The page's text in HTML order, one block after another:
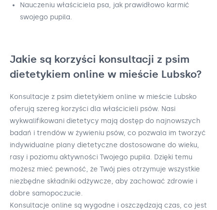
Nauczeniu właściciela psa, jak prawidłowo karmić
swojego pupila.
Jakie są korzyści konsultacji z psim
dietetykiem online w mieście Lubsko?
Konsultacje z psim dietetykiem online w mieście Lubsko
oferują szereg korzyści dla właścicieli psów. Nasi
wykwalifikowani dietetycy mają dostęp do najnowszych
badań i trendów w żywieniu psów, co pozwala im tworzyć
indywidualne plany dietetyczne dostosowane do wieku,
rasy i poziomu aktywności Twojego pupila. Dzięki temu
możesz mieć pewność, że Twój pies otrzymuje wszystkie
niezbędne składniki odżywcze, aby zachować zdrowie i
dobre samopoczucie.
Konsultacje online są wygodne i oszczędzają czas, co jest